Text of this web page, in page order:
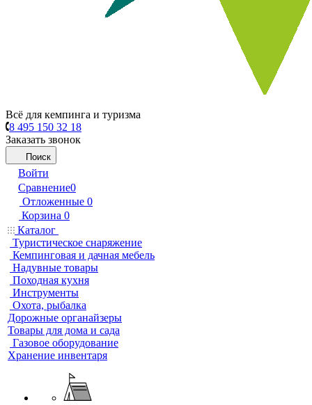
Всё для кемпинга и туризма
8 495 150 32 18
Заказать звонок
Поиск
Войти
Сравнение0
Отложенные 0
Корзина 0
Каталог
Туристическое снаряжение
Кемпинговая и дачная мебель
Надувные товары
Походная кухня
Инструменты
Охота, рыбалка
Дорожные органайзеры
Товары для дома и сада
Газовое оборудование
Хранение инвентаря